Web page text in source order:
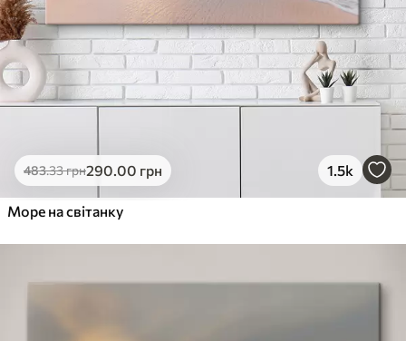
483.33грн290.00 грн 1.5k
Море на світанку